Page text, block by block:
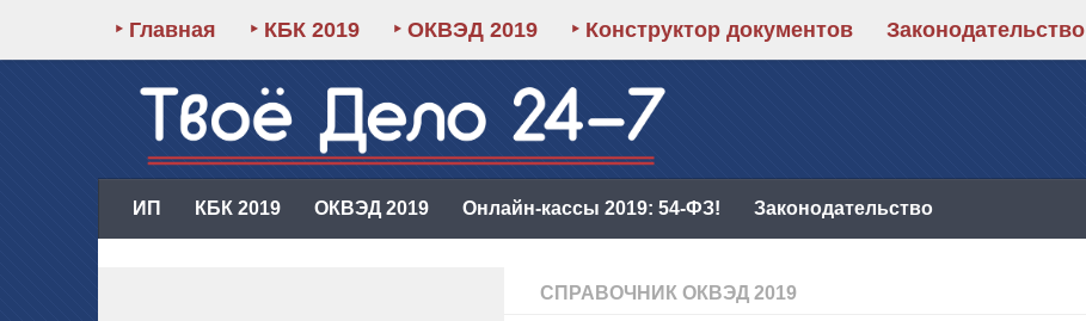
‣ Главная ‣ КБК 2019 ‣ ОКВЭД 2019 ‣ Конструктор документов Законодательство
ИП КБК 2019 ОКВЭД 2019 Онлайн-кассы 2019: 54-ФЗ! Законодательство
СПРАВОЧНИК ОКВЭД 2019